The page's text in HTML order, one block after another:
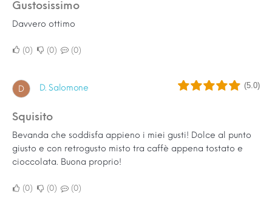
Gustosissimo
Davvero ottimo
0 0 0
D D. Salomone (5.0)
Squisito
Bevanda che soddisfa appieno i miei gusti! Dolce al punto
giusto e con retrogusto misto tra caffè appena tostato e
cioccolata. Buona proprio!
0 0 0